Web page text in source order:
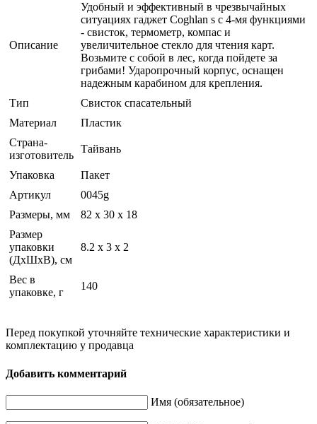
Описание
Удобный и эффективный в чрезвычайных
ситуациях гаджет Coghlan s с 4-мя функциями
- свисток, термометр, компас и
увеличительное стекло для чтения карт.
Возьмите с собой в лес, когда пойдете за
грибами! Ударопрочный корпус, оснащен
надежным карабином для крепления.
Тип
Свисток спасательный
Материал
Пластик
Страна-
изготовитель
Тайвань
Упаковка
Пакет
Артикул
0045g
Размеры, мм
82 х 30 х 18
Размер
упаковки
(ДхШхВ), см
8.2 х 3 х 2
Вес в
упаковке, г
140
Перед покупкой уточняйте технические характеристики и
комплектацию у продавца
Добавить комментарий
Имя (обязательное)